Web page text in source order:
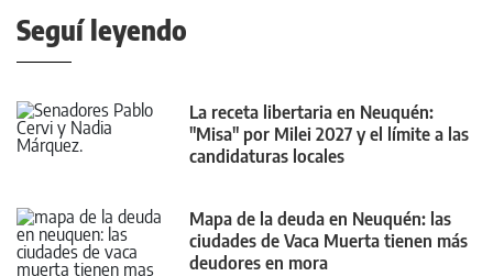
Seguí leyendo
La receta libertaria en Neuquén:
"Misa" por Milei 2027 y el límite a las
candidaturas locales
Mapa de la deuda en Neuquén: las
ciudades de Vaca Muerta tienen más
deudores en mora